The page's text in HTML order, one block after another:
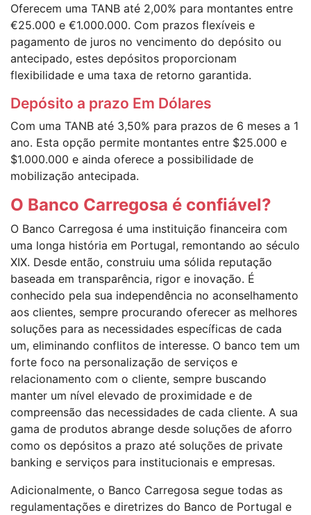
Oferecem uma TANB até 2,00% para montantes entre
€25.000 e €1.000.000. Com prazos flexíveis e
pagamento de juros no vencimento do depósito ou
antecipado, estes depósitos proporcionam
flexibilidade e uma taxa de retorno garantida.
Depósito a prazo Em Dólares
Com uma TANB até 3,50% para prazos de 6 meses a 1
ano. Esta opção permite montantes entre $25.000 e
$1.000.000 e ainda oferece a possibilidade de
mobilização antecipada.
O Banco Carregosa é confiável?
O Banco Carregosa é uma instituição financeira com
uma longa história em Portugal, remontando ao século
XIX. Desde então, construiu uma sólida reputação
baseada em transparência, rigor e inovação. É
conhecido pela sua independência no aconselhamento
aos clientes, sempre procurando oferecer as melhores
soluções para as necessidades específicas de cada
um, eliminando conflitos de interesse. O banco tem um
forte foco na personalização de serviços e
relacionamento com o cliente, sempre buscando
manter um nível elevado de proximidade e de
compreensão das necessidades de cada cliente. A sua
gama de produtos abrange desde soluções de aforro
como os depósitos a prazo até soluções de private
banking e serviços para institucionais e empresas.
Adicionalmente, o Banco Carregosa segue todas as
regulamentações e diretrizes do Banco de Portugal e